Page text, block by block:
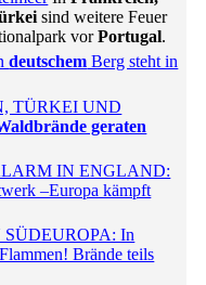
sind weitere Feuer
vorPortugal.
deutschem Berg steht in
TÜRKEI UND
geraten
IN ENGLAND:
–Europa kämpft
SÜDEUROPA: In
Brände teils